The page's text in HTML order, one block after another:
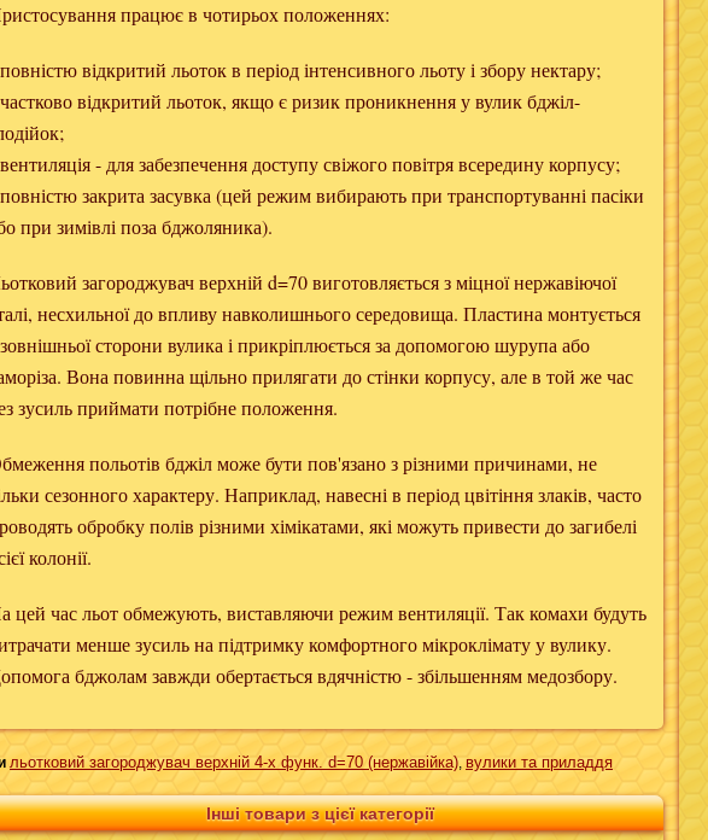
працює в чотирьох положеннях:
відкритий льоток в період інтенсивного льоту і збору нектару;
відкритий льоток, якщо є ризик проникнення у вулик бджіл-
- для забезпечення доступу свіжого повітря всередину корпусу;
закрита засувка (цей режим вибирають при транспортуванні пасіки
при зимівлі поза бджоляника).
загороджувач верхній d=70 виготовляється з міцної нержавіючої
несхильної до впливу навколишнього середовища. Пластина монтується
сторони вулика і прикріплюється за допомогою шурупа або
Вона повинна щільно прилягати до стінки корпусу, але в той же час
зусиль приймати потрібне положення.
польотів бджіл може бути пов'язано з різними причинами, не
сезонного характеру. Наприклад, навесні в період цвітіння злаків, часто
обробку полів різними хімікатами, які можуть привести до загибелі
колонії.
цей час льот обмежують, виставляючи режим вентиляції. Так комахи будуть
менше зусиль на підтримку комфортного мікроклімату у вулику.
бджолам завжди обертається вдячністю - збільшенням медозбору.
льотковий загороджувач верхній 4-х функ. d=70 (нержавійка), вулики та приладдя
Інші товари з цієї категорії